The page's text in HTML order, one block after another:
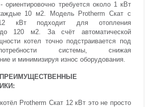
ориентировочно требуется около 1 кВт
10 м2. Модель Protherm Скат с
кВт подходит для отопления
до 120 м2. За счёт автоматической
котел точно подстраивается под
системы, снижая
и минимизируя износ оборудования.
Protherm Скат 12 кВт это не просто